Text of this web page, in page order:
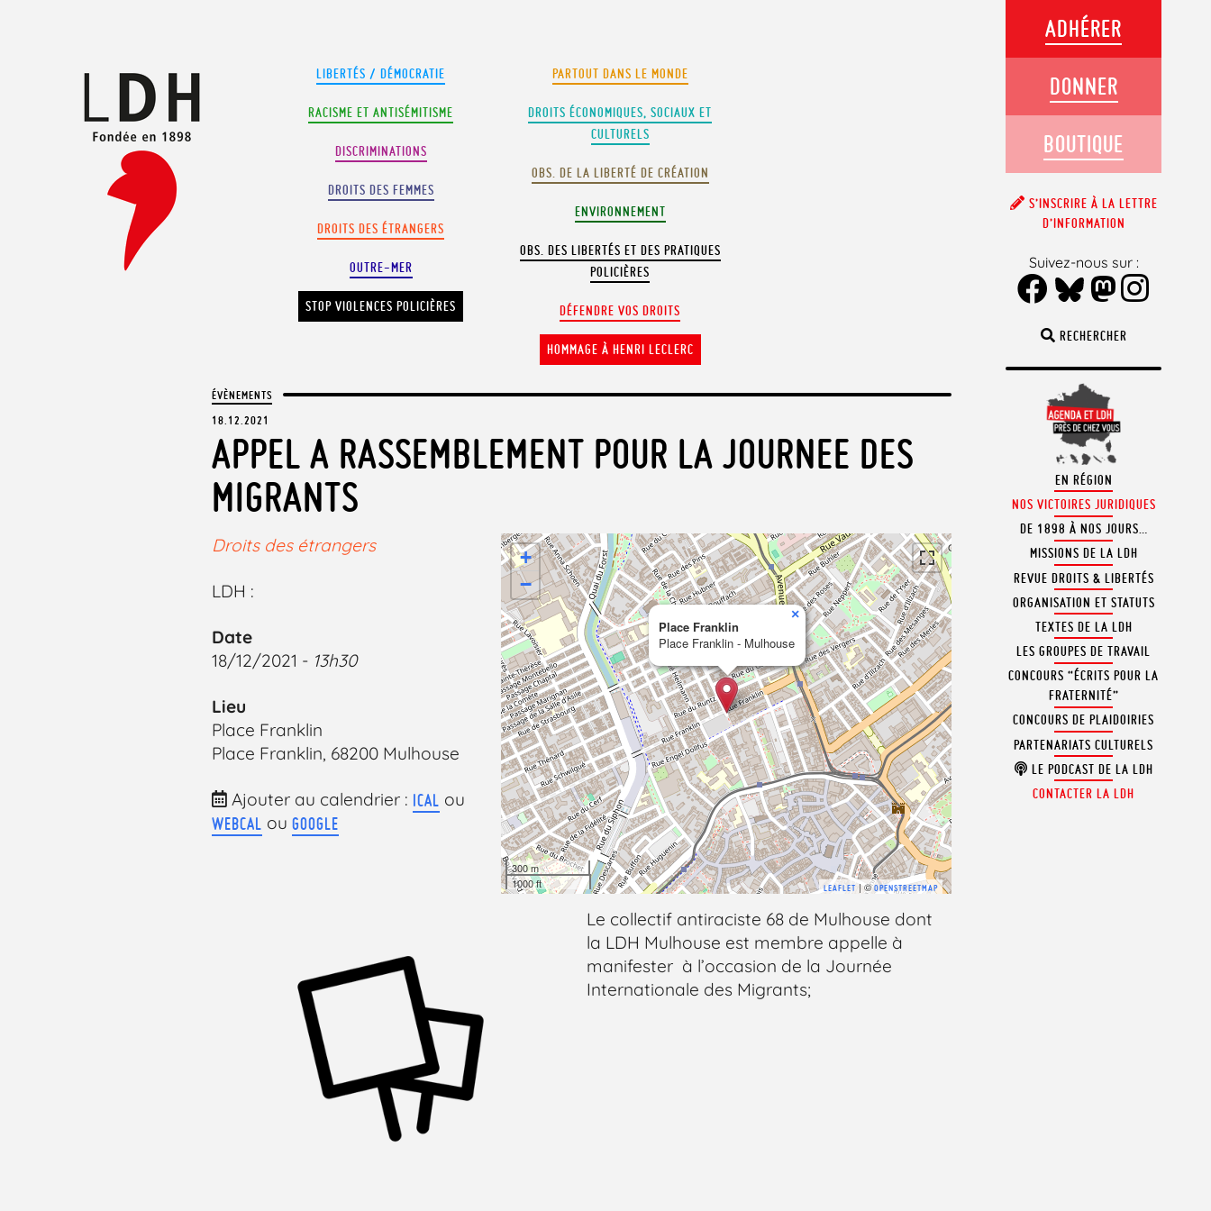
LIBERTÉS / DÉMOCRATIE
RACISME ET ANTISÉMITISME
DISCRIMINATIONS
DROITS DES FEMMES
DROITS DES ÉTRANGERS
OUTRE-MER
STOP VIOLENCES POLICIÈRES
PARTOUT DANS LE MONDE
DROITS ÉCONOMIQUES, SOCIAUX ET
CULTURELS
OBS. DE LA LIBERTÉ DE CRÉATION
ENVIRONNEMENT
OBS. DES LIBERTÉS ET DES PRATIQUES
POLICIÈRES
DÉFENDRE VOS DROITS
HOMMAGE À HENRI LECLERC
ÉVÈNEMENTS
18.12.2021
APPEL A RASSEMBLEMENT POUR LA JOURNEE DES
MIGRANTS
Place Franklin
Place Franklin - Mulhouse
×
+
−
300 m
1000 ft
LEAFLET| ©OPENSTREETMAP
Droits des étrangers
LDH :
Date
18/12/2021 - 13h30
Lieu
Place Franklin
Place Franklin, 68200 Mulhouse
Ajouter au calendrier : ICAL ou
WEBCAL ouGOOGLE
Le collectif antiraciste 68 de Mulhouse dont
la LDH Mulhouse est membre appelle à
manifester à l’occasion de la Journée
Internationale des Migrants;
RECHERCHER
EN RÉGION
NOS VICTOIRES JURIDIQUES
DE 1898 À NOS JOURS…
MISSIONS DE LA LDH
REVUE DROITS & LIBERTÉS
ORGANISATION ET STATUTS
TEXTES DE LA LDH
LES GROUPES DE TRAVAIL
CONCOURS “ÉCRITS POUR LA
FRATERNITÉ”
CONCOURS DE PLAIDOIRIES
PARTENARIATS CULTURELS
LE PODCAST DE LA LDH
CONTACTER LA LDH
ADHÉRER
DONNER
BOUTIQUE
S’INSCRIRE À LA LETTRE
D’INFORMATION
Suivez-nous sur :